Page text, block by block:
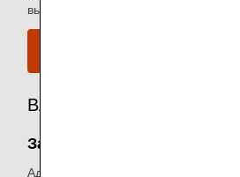
выполняемых ANA, на
Владелец
Зал ожидания Airport
Администрация аэропорта Уханя